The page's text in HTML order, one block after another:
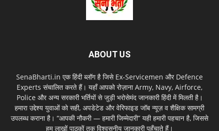
ABOUT US
SenaBharti.in एक हिंदी ब्लॉग है जिसे Ex‑Servicemen और Defence
Experts संचालित करते हैं। यहाँ आपको रोज़ाना Army, Navy, Airforce,
Police और अन्य सरकारी भर्तियों से जुड़ी भरोसेमंद जानकारी हिंदी में मिलती है।
हमारा उद्देश्य युवाओं को सही, अपडेटेड और वेरिफाइड जॉब न्यूज़ व शैक्षिक सामग्री
उपलब्ध कराना है। “आपकी नौकरी — हमारी जिम्मेदारी” यही हमारी पहचान है, जिससे
हम लाखों पाठकों तक विश्वसनीय जानकारी पहुँचाते हैं।